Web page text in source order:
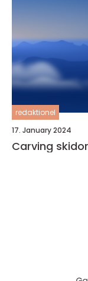
redaktionel
17. January 2024
Carving